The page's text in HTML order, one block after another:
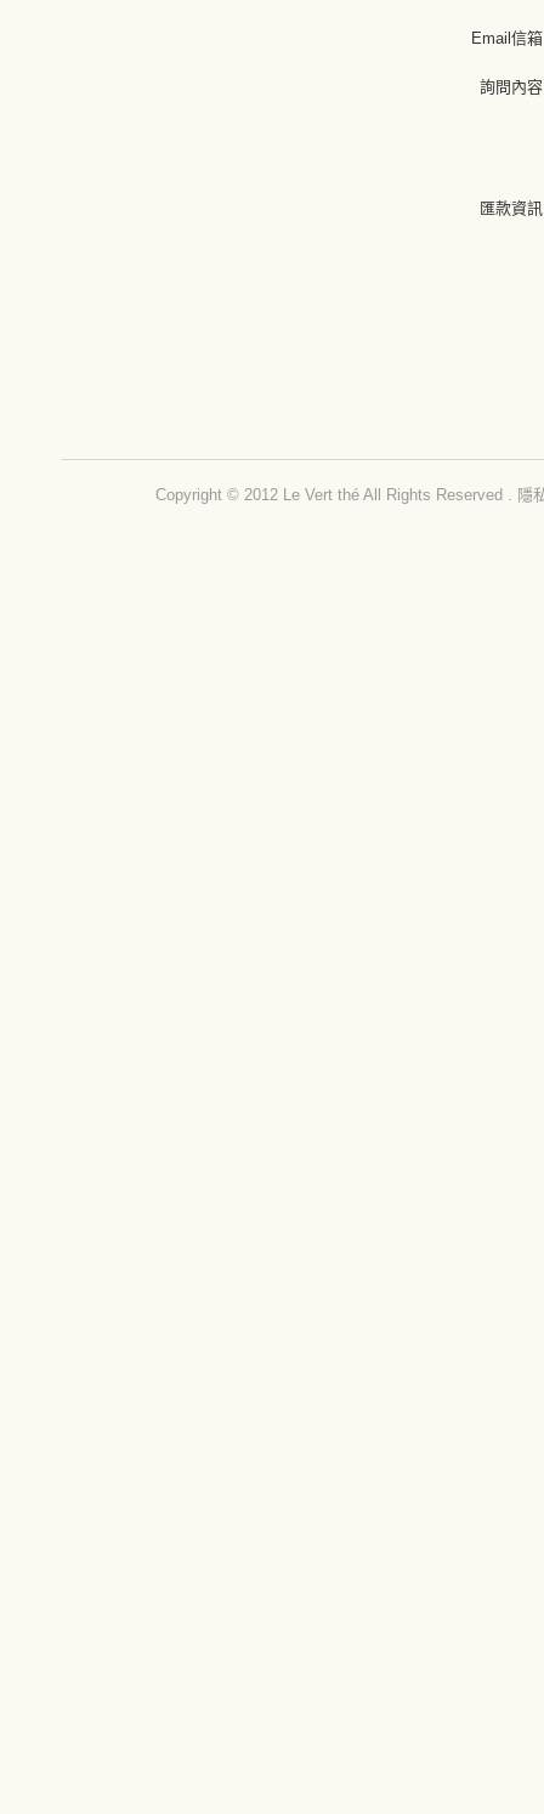
Email信
詢問內
匯款資
Copyright © 2012 Le Vert thé All Rights Reserved . 隱